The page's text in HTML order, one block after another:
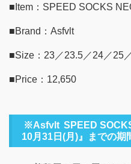
■Item：SPEED SOCKS
■Brand：Asfvlt
■Size：23／23.5／24／25
■Price：12,650
※Asfvlt SPEED
10月31日(月)』までの期